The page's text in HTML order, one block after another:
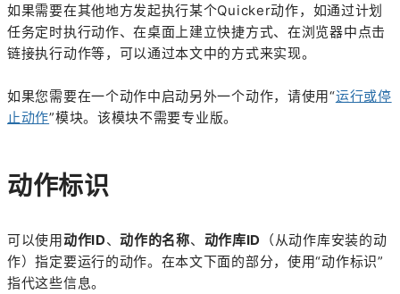
如果需要在其他地方发起执行某个Quicker动作，如通过计划
任务定时执行动作、在桌面上建立快捷方式、在浏览器中点击
链接执行动作等，可以通过本文中的方式来实现。
如果您需要在一个动作中启动另外一个动作，请使用“运行或停
止动作”模块。该模块不需要专业版。
动作标识
可以使用动作ID、动作的名称、 动作库ID
（从动作库安装的动
作）指定要运行的动作。在本文下面的部分，使用“动作标识”
指代这些信息。